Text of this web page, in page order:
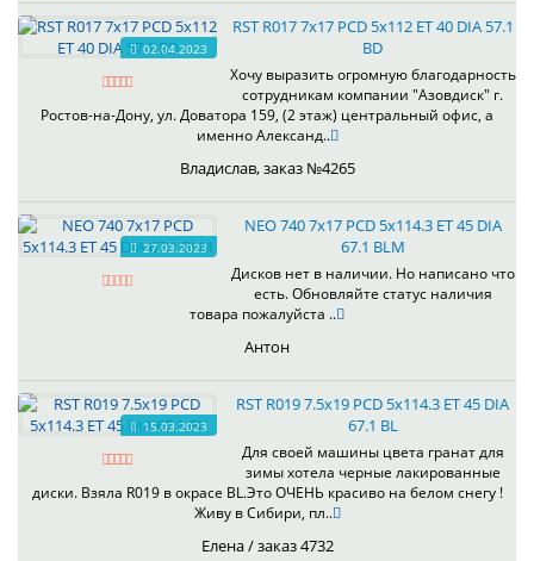
02.04.2023
RST R017 7x17 PCD 5x112 ET 40 DIA 57.1
BD
Хочу выразить огромную благодарность
сотрудникам компании "Азовдиск" г.
Ростов-на-Дону, ул. Доватора 159, (2 этаж) центральный офис, а
именно Александ..
Владислав, заказ №4265
27.03.2023
NEO 740 7x17 PCD 5x114.3 ET 45 DIA
67.1 BLM
Дисков нет в наличии. Но написано что
есть. Обновляйте статус наличия
товара пожалуйста ..
Антон
15.03.2023
RST R019 7.5x19 PCD 5x114.3 ET 45 DIA
67.1 BL
Для своей машины цвета гранат для
зимы хотела черные лакированные
диски. Взяла R019 в окрасе BL.Это ОЧЕНЬ красиво на белом снегу !
Живу в Сибири, пл..
Елена / заказ 4732